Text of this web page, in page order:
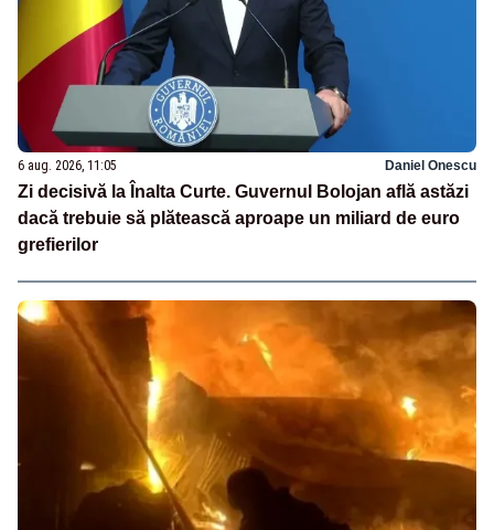
6 aug. 2026, 11:05 Daniel Onescu
Zi decisivă la Înalta Curte. Guvernul Bolojan află astăzi
dacă trebuie să plătească aproape un miliard de euro
grefierilor